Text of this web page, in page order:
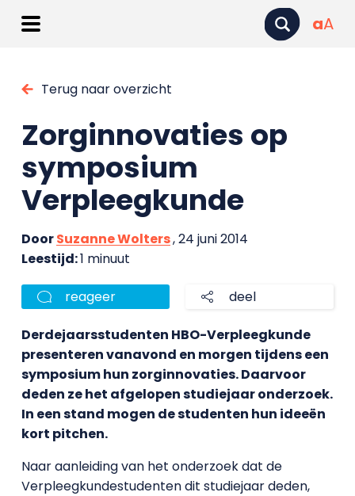
aA
Terug naar overzicht
Zorginnovaties op
symposium
Verpleegkunde
DoorSuzanne Wolters, 24 juni 2014
Leestijd:1 minuut
reageer deel
Derdejaarsstudenten HBO-Verpleegkunde
presenteren vanavond en morgen tijdens een
symposium hun zorginnovaties. Daarvoor
deden ze het afgelopen studiejaar onderzoek.
In een stand mogen de studenten hun ideeën
kort pitchen.
Naar aanleiding van het onderzoek dat de
Verpleegkundestudenten dit studiejaar deden,